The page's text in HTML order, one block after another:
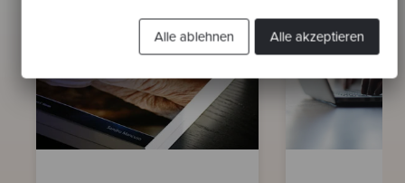
Alle akzeptieren
Alle ablehnen